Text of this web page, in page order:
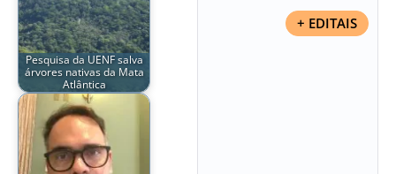
Pesquisa da UENF salva
árvores nativas da Mata
Atlântica
+ EDITAIS